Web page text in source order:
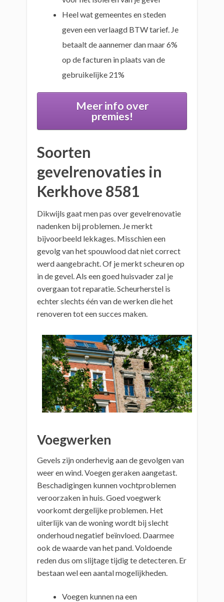
Heel wat gemeentes en steden
geven een verlaagd BTW tarief. Je
betaalt de aannemer dan maar 6%
op de facturen in plaats van de
gebruikelijke 21%
Meer info over
premies!
Soorten
gevelrenovaties in
Kerkhove 8581
Dikwijls gaat men pas over gevelrenovatie
nadenken bij problemen. Je merkt
bijvoorbeeld lekkages. Misschien een
gevolg van het spouwlood dat niet correct
werd aangebracht. Of je merkt scheuren op
in de gevel. Als een goed huisvader zal je
overgaan tot reparatie. Scheurherstel is
echter slechts één van de werken die het
renoveren tot een succes maken.
Voegwerken
Gevels zijn onderhevig aan de gevolgen van
weer en wind. Voegen geraken aangetast.
Beschadigingen kunnen vochtproblemen
veroorzaken in huis. Goed voegwerk
voorkomt dergelijke problemen. Het
uiterlijk van de woning wordt bij slecht
onderhoud negatief beïnvloed. Daarmee
ook de waarde van het pand. Voldoende
reden dus om slijtage tijdig te detecteren. Er
bestaan wel een aantal mogelijkheden.
Voegen kunnen na een